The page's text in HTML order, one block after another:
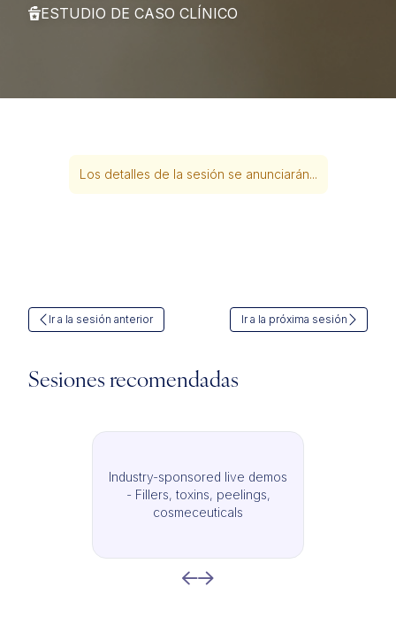
ESTUDIO DE CASO CLÍNICO
Los detalles de la sesión se anunciarán...
Ir a la sesión anterior Ir a la próxima sesión
Sesiones recomendadas
Industry-sponsored live demos
- Fillers, toxins, peelings,
cosmeceuticals